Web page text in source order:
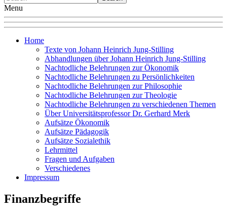
Menu
Home
Texte von Johann Heinrich Jung-Stilling
Abhandlungen über Johann Heinrich Jung-Stilling
Nachtodliche Belehrungen zur Ökonomik
Nachtodliche Belehrungen zu Persönlichkeiten
Nachtodliche Belehrungen zur Philosophie
Nachtodliche Belehrungen zur Theologie
Nachtodliche Belehrungen zu verschiedenen Themen
Über Universitätsprofessor Dr. Gerhard Merk
Aufsätze Ökonomik
Aufsätze Pädagogik
Aufsätze Sozialethik
Lehrmittel
Fragen und Aufgaben
Verschiedenes
Impressum
Finanzbegriffe